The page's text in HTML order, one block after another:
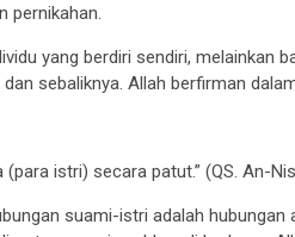
pernikahan.
yang berdiri sendiri, melainkan
sebaliknya. Allah berfirman
(para istri) secara patut.” (QS. An-
suami-istri adalah hubungan